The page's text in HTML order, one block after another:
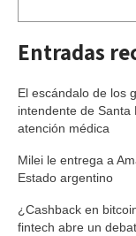
Entradas
El escándalo de los
intendente de Santa
atención médica
Milei le entrega a
Estado argentino
¿Cashback en
fintech abre un